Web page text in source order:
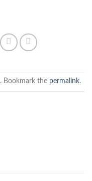
. Bookmark the permalink.